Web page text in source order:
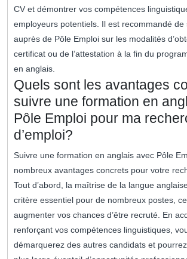
CV et démontrer vos compétences
employeurs potentiels. Il est recommandé de
auprès de Pôle Emploi sur les modalités
certificat ou de l’attestation à la fin du
en anglais.
Quels sont les avantages
suivre une formation en
Pôle Emploi pour ma
d’emploi?
Suivre une formation en anglais avec Pôle
nombreux avantages concrets pour votre
Tout d’abord, la maîtrise de la langue
critère essentiel pour de nombreux postes,
augmenter vos chances d’être recruté. En
renforçant vos compétences linguistiques,
démarquerez des autres candidats et